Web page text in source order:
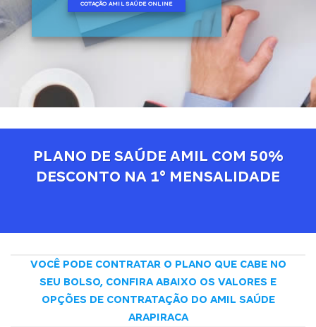
COTAÇÃO AMIL SAÚDE ONLINE
PLANO DE SAÚDE AMIL COM 50%
DESCONTO NA 1° MENSALIDADE
VOCÊ PODE CONTRATAR O PLANO QUE CABE NO
SEU BOLSO, CONFIRA ABAIXO OS VALORES E
OPÇÕES DE CONTRATAÇÃO DO AMIL SAÚDE
ARAPIRACA